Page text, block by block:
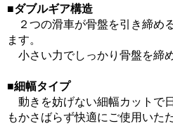
■ダブルギア構造
２つの滑車が骨盤を引き締め
ます。
小さい力でしっかり骨盤を締め
■細幅タイプ
動きを妨げない細幅カットで
もかさばらず快適にご使用いた